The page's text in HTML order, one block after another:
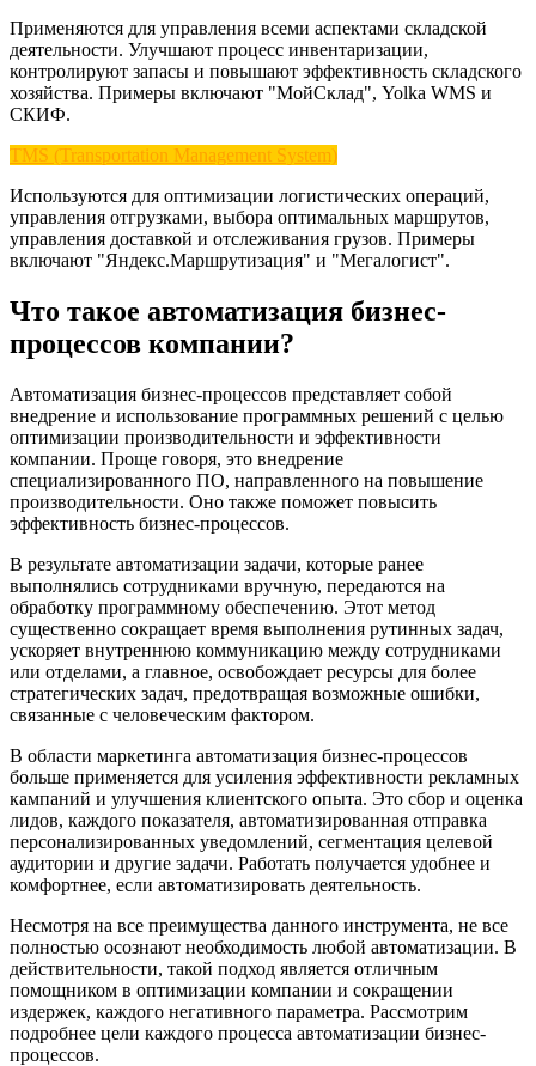
Применяются для управления всеми аспектами складской
деятельности. Улучшают процесс инвентаризации,
контролируют запасы и повышают эффективность складского
хозяйства. Примеры включают "МойСклад", Yolka WMS и
СКИФ.
TMS (Transportation Management System)
Используются для оптимизации логистических операций,
управления отгрузками, выбора оптимальных маршрутов,
управления доставкой и отслеживания грузов. Примеры
включают "Яндекс.Маршрутизация" и "Мегалогист".
Что такое автоматизация бизнес-
процессов компании?
Автоматизация бизнес-процессов представляет собой
внедрение и использование программных решений с целью
оптимизации производительности и эффективности
компании. Проще говоря, это внедрение
специализированного ПО, направленного на повышение
производительности. Оно также поможет повысить
эффективность бизнес-процессов.
В результате автоматизации задачи, которые ранее
выполнялись сотрудниками вручную, передаются на
обработку программному обеспечению. Этот метод
существенно сокращает время выполнения рутинных задач,
ускоряет внутреннюю коммуникацию между сотрудниками
или отделами, а главное, освобождает ресурсы для более
стратегических задач, предотвращая возможные ошибки,
связанные с человеческим фактором.
В области маркетинга автоматизация бизнес-процессов
больше применяется для усиления эффективности рекламных
кампаний и улучшения клиентского опыта. Это сбор и оценка
лидов, каждого показателя, автоматизированная отправка
персонализированных уведомлений, сегментация целевой
аудитории и другие задачи. Работать получается удобнее и
комфортнее, если автоматизировать деятельность.
Несмотря на все преимущества данного инструмента, не все
полностью осознают необходимость любой автоматизации. В
действительности, такой подход является отличным
помощником в оптимизации компании и сокращении
издержек, каждого негативного параметра. Рассмотрим
подробнее цели каждого процесса автоматизации бизнес-
процессов.